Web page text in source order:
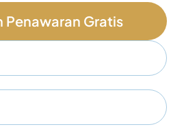
Penawaran Gratis